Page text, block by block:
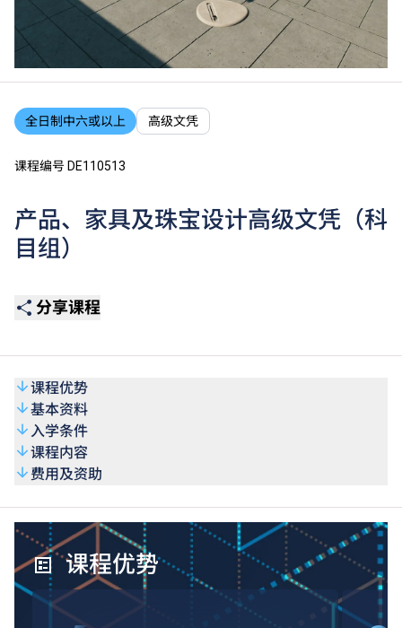
全日制中六或以上 高级文凭
课程编号 DE110513
产品、家具及珠宝设计高级文凭（科
目组）
分享课程
课程优势
基本资料
入学条件
课程内容
费用及资助
课程优势